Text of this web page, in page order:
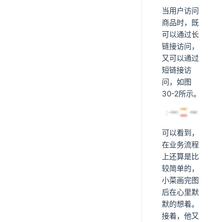
当用户访问
商品时，既
可以通过长
链接访问，
又可以通过
短链接访
问，如图
30-2所示。
可以看到，
在业务流程
上还算是比
较简单的，
小菜画完图
后在心里默
默的想着。
接着，他又